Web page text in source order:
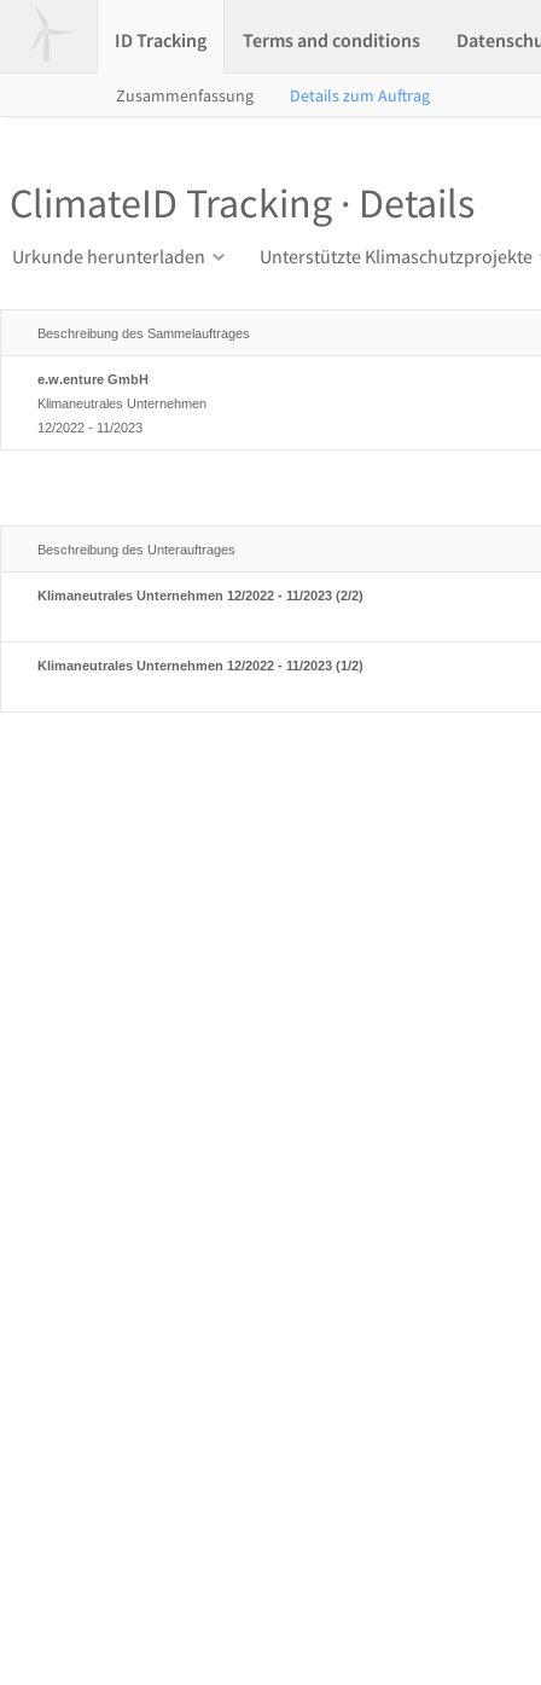
ID Tracking Terms and conditions
Zusammenfassung Details zum Auftrag
ClimateID Tracking · Details
Urkunde herunterladen Unterstützte Klimaschutzprojekte
Beschreibung des Sammelauftrages
e.w.enture GmbH
Klimaneutrales Unternehmen
12/2022 - 11/2023
Beschreibung des Unterauftrages
Klimaneutrales Unternehmen 12/2022 - 11/2023 (2/2)
Klimaneutrales Unternehmen 12/2022 - 11/2023 (1/2)